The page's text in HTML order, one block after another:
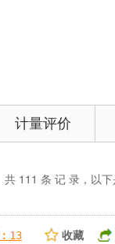
计量评价
共 111 条 记 录，以
13
收藏